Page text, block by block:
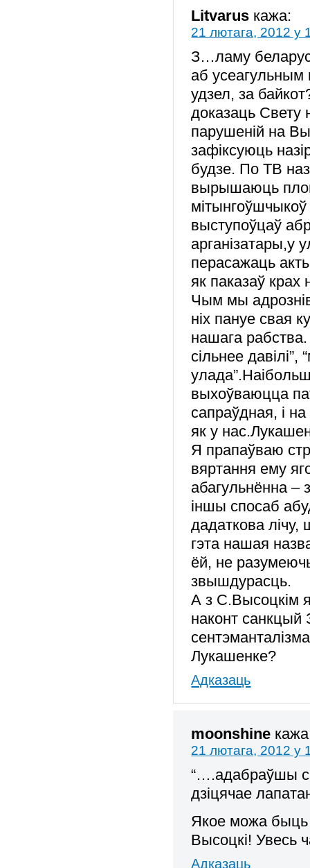
Litvarus кажа:
21 лютага, 2012 у
З…ламу
аб
удзел, за
доказаць Свету
парушеній на
зафіксуюць
будзе. По ТВ
вырышаюць
выступоўцаў
арганізатары,у
перасажаць
як паказаў
Чым мы
ніх пануе свая
нашага
сільнее
выхоўваюцца
сапраўдная, і на
як у
Я прапаўваю
вяртання ему
абагульнённа –
іншы спосаб
дадаткова лічу,
гэта нашая
ёй, не
звышдурасць.
А з С.Высоцкім
наконт санкцый
Лукашенке?
Адказаць
moonshine
21 лютага, 2012 у
“….адабраўшы
дзіцячае
Якое можа быць
Высоцкі! Увесь
Адказаць